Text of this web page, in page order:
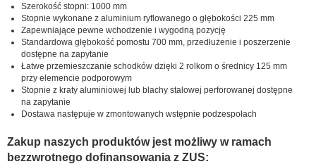
Szerokość stopni: 1000 mm
Stopnie wykonane z aluminium ryflowanego o głębokości 225 mm
Zapewniające pewne wchodzenie i wygodną pozycję
Standardowa głębokość pomostu 700 mm, przedłużenie i poszerzenie
dostępne na zapytanie
Łatwe przemieszczanie schodków dzięki 2 rolkom o średnicy 125 mm
przy elemencie podporowym
Stopnie z kraty aluminiowej lub blachy stalowej perforowanej dostępne
na zapytanie
Dostawa następuje w zmontowanych wstępnie podzespołach
Zakup naszych produktów jest możliwy w ramach
bezzwrotnego dofinansowania z ZUS: